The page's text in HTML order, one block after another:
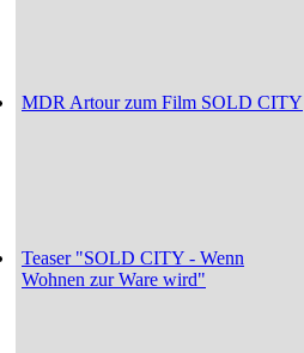
MDR Artour zum Film SOLD CITY
Teaser "SOLD CITY - Wenn
Wohnen zur Ware wird"